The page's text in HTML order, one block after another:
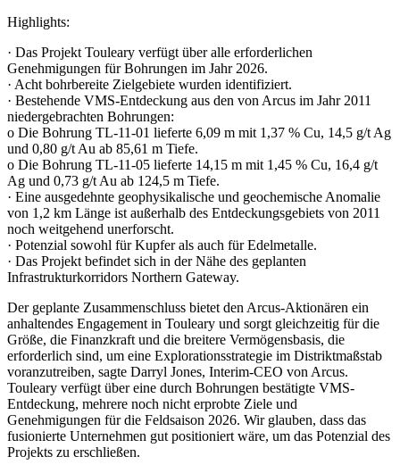
Highlights:
· Das Projekt Touleary verfügt über alle erforderlichen
Genehmigungen für Bohrungen im Jahr 2026.
· Acht bohrbereite Zielgebiete wurden identifiziert.
· Bestehende VMS-Entdeckung aus den von Arcus im Jahr 2011
niedergebrachten Bohrungen:
o Die Bohrung TL-11-01 lieferte 6,09 m mit 1,37 % Cu, 14,5 g/t Ag
und 0,80 g/t Au ab 85,61 m Tiefe.
o Die Bohrung TL-11-05 lieferte 14,15 m mit 1,45 % Cu, 16,4 g/t
Ag und 0,73 g/t Au ab 124,5 m Tiefe.
· Eine ausgedehnte geophysikalische und geochemische Anomalie
von 1,2 km Länge ist außerhalb des Entdeckungsgebiets von 2011
noch weitgehend unerforscht.
· Potenzial sowohl für Kupfer als auch für Edelmetalle.
· Das Projekt befindet sich in der Nähe des geplanten
Infrastrukturkorridors Northern Gateway.
Der geplante Zusammenschluss bietet den Arcus-Aktionären ein
anhaltendes Engagement in Touleary und sorgt gleichzeitig für die
Größe, die Finanzkraft und die breitere Vermögensbasis, die
erforderlich sind, um eine Explorationsstrategie im Distriktmaßstab
voranzutreiben, sagte Darryl Jones, Interim-CEO von Arcus.
Touleary verfügt über eine durch Bohrungen bestätigte VMS-
Entdeckung, mehrere noch nicht erprobte Ziele und
Genehmigungen für die Feldsaison 2026. Wir glauben, dass das
fusionierte Unternehmen gut positioniert wäre, um das Potenzial des
Projekts zu erschließen.